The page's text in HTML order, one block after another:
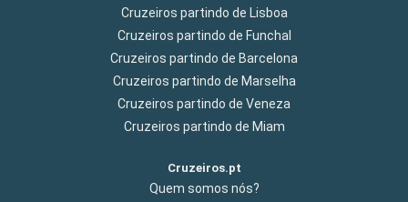
Cruzeiros partindo de Lisboa
Cruzeiros partindo de Funchal
Cruzeiros partindo de Barcelona
Cruzeiros partindo de Marselha
Cruzeiros partindo de Veneza
Cruzeiros partindo de Miam
Cruzeiros.pt
Quem somos nós?